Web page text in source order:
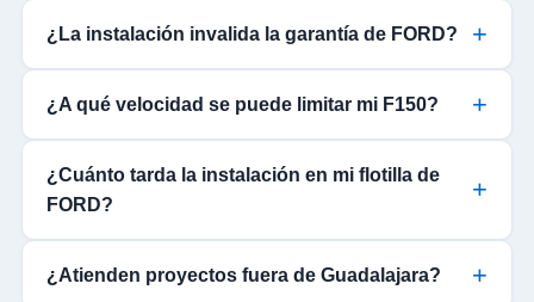
¿La instalación invalida la garantía de FORD?
¿A qué velocidad se puede limitar mi F150?
¿Cuánto tarda la instalación en mi flotilla de
FORD?
¿Atienden proyectos fuera de Guadalajara?